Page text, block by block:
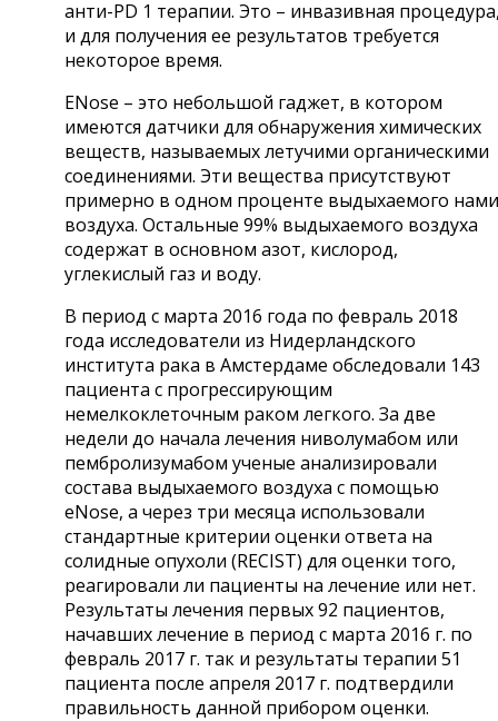
анти-PD 1 терапии. Это – инвазивная
и для получения ее результатов требуется
некоторое время.
ENose – это небольшой гаджет, в котором
имеются датчики для обнаружения химических
веществ, называемых летучими органическими
соединениями. Эти вещества присутствуют
примерно в одном проценте выдыхаемого нами
воздуха. Остальные 99% выдыхаемого воздуха
содержат в основном азот, кислород,
углекислый газ и воду.
В период с марта 2016 года по февраль 2018
года исследователи из Нидерландского
института рака в Амстердаме обследовали 143
пациента с прогрессирующим
немелкоклеточным раком легкого. За две
недели до начала лечения ниволумабом или
пембролизумабом ученые анализировали
состава выдыхаемого воздуха с помощью
eNose, а через три месяца использовали
стандартные критерии оценки ответа на
солидные опухоли (RECIST) для оценки того,
реагировали ли пациенты на лечение или нет.
Результаты лечения первых 92 пациентов,
начавших лечение в период с марта 2016 г. по
февраль 2017 г. так и результаты терапии 51
пациента после апреля 2017 г. подтвердили
правильность данной прибором оценки.